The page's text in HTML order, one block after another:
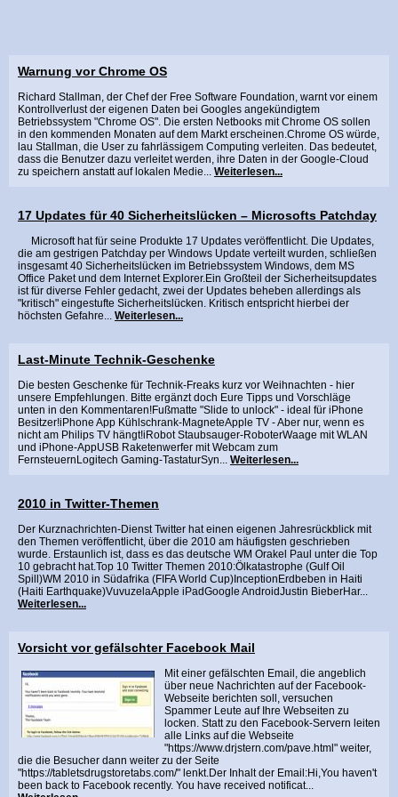
Warnung vor Chrome OS
Richard Stallman, der Chef der Free Software Foundation, warnt vor einem
Kontrollverlust der eigenen Daten bei Googles angekündigtem
Betriebssystem "Chrome OS". Die ersten Netbooks mit Chrome OS sollen
in den kommenden Monaten auf dem Markt erscheinen.Chrome OS würde,
lau Stallman, die User zu fahrlässigem Computing verleiten. Das bedeutet,
dass die Benutzer dazu verleitet werden, ihre Daten in der Google-Cloud
zu speichern anstatt auf lokalen Medie... Weiterlesen...
17 Updates für 40 Sicherheitslücken – Microsofts Patchday
Microsoft hat für seine Produkte 17 Updates veröffentlicht. Die Updates,
die am gestrigen Patchday per Windows Update verteilt wurden, schließen
insgesamt 40 Sicherheitslücken im Betriebssystem Windows, dem MS
Office Paket und dem Internet Explorer.Ein Großteil der Sicherheitsupdates
ist für diverse Fehler gedacht, zwei der Updates beheben allerdings als
"kritisch" eingestufte Sicherheitslücken. Kritisch entspricht hierbei der
höchsten Gefahre... Weiterlesen...
Last-Minute Technik-Geschenke
Die besten Geschenke für Technik-Freaks kurz vor Weihnachten - hier
unsere Empfehlungen. Bitte ergänzt doch Eure Tipps und Vorschläge
unten in den Kommentaren!Fußmatte "Slide to unlock" - ideal für iPhone
Besitzer!iPhone App Kühlschrank-MagneteApple TV - Aber nur, wenn es
nicht am Philips TV hängt!iRobot Staubsauger-RoboterWaage mit WLAN
und iPhone-AppUSB Raketenwerfer mit Webcam zum
FernsteuernLogitech Gaming-TastaturSyn... Weiterlesen...
2010 in Twitter-Themen
Der Kurznachrichten-Dienst Twitter hat einen eigenen Jahresrückblick mit
den Themen veröffentlicht, über die 2010 am häufigsten geschrieben
wurde. Erstaunlich ist, dass es das deutsche WM Orakel Paul unter die Top
10 gebracht hat.Top 10 Twitter Themen 2010:Ölkatastrophe (Gulf Oil
Spill)WM 2010 in Südafrika (FIFA World Cup)InceptionErdbeben in Haiti
(Haiti Earthquake)VuvuzelaApple iPadGoogle AndroidJustin BieberHar...
Weiterlesen...
Vorsicht vor gefälschter Facebook Mail
Mit einer gefälschten Email, die angeblich
über neue Nachrichten auf der Facebook-
Webseite berichten soll, versuchen
Spammer Leute auf Ihre Webseiten zu
locken. Statt zu den Facebook-Servern leiten
alle Links auf die Webseite
"https://www.drjstern.com/pave.html" weiter,
die die Besucher dann weiter zu der Seite
"https://tabletsdrugstoretabs.com/" lenkt.Der Inhalt der Email:Hi,You haven't
been back to Facebook recently. You have received notificat...